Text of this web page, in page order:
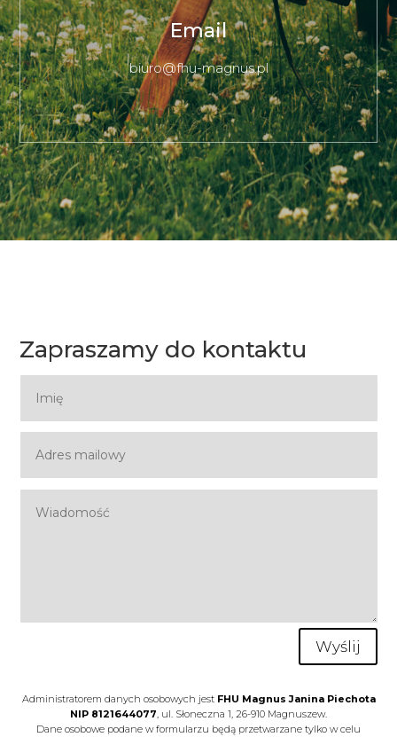
Email
biuro@fhu-magnus.pl
Zapraszamy do kontaktu
Wyślij
Administratorem danych osobowych jest FHU Magnus Janina Piechota
NIP 8121644077, ul. Słoneczna 1, 26-910 Magnuszew.
Dane osobowe podane w formularzu będą przetwarzane tylko w celu